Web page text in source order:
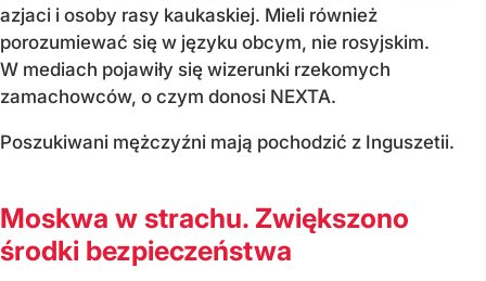
azjaci i osoby rasy kaukaskiej. Mieli również
porozumiewać się w języku obcym, nie rosyjskim.
W mediach pojawiły się wizerunki rzekomych
zamachowców, o czym donosi NEXTA.
Poszukiwani mężczyźni mają pochodzić z Inguszetii.
Moskwa w strachu. Zwiększono
środki bezpieczeństwa